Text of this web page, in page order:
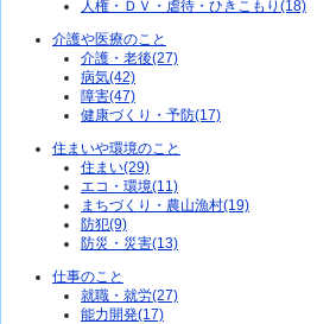
人権・ＤＶ・虐待・ひきこもり(18)
介護や医療のこと
介護・老後(27)
病気(42)
障害(47)
健康づくり・予防(17)
住まいや環境のこと
住まい(29)
エコ・環境(11)
まちづくり・農山漁村(19)
防犯(9)
防災・災害(13)
仕事のこと
就職・就労(27)
能力開発(17)